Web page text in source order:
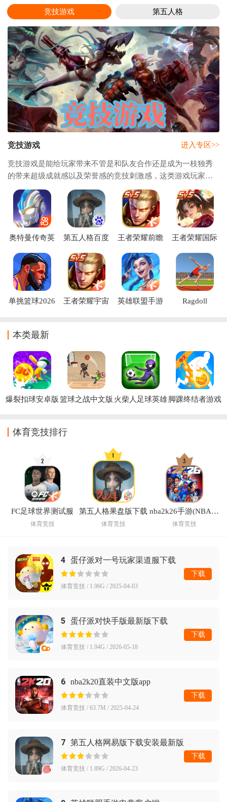
竞技游戏 第五人格
竞技游戏
竞技游戏是能给玩家带来不管是和队友合作还是成为一枝独秀
的带来超级成就感以及荣誉感的竞技刺激感，这类游戏玩家们
都有一个共同的目标以及同样要取得的荣耀，游戏里玩家处于
其中一个阵营，你要全力以赴，让你所处的
进入专区>>
奥特曼传奇英
第五人格百度
2026最新版
王者荣耀前瞻
王者荣耀国际
机版(Honor of
Kings)
单挑篮球2026
王者荣耀宇宙
英雄联盟手游
Ragdoll
本类最新
爆裂扣球安卓版 篮球之战中文版 火柴人足球英雄 脚踝终结者游戏
体育竞技排行
FC足球世界测试服
体育竞技
第五人格果盘版下载
体育竞技
nba2k26手游(NBA2K20安装器)
体育竞技
4 蛋仔派对一号玩家渠道服下载
体育竞技 / 1.96G / 2025-04-03
下载
5 蛋仔派对快手版最新版下载
体育竞技 / 1.94G / 2026-05-18
下载
6 nba2k20直装中文版app
体育竞技 / 63.7M / 2025-04-24
下载
7 第五人格网易版下载安装最新版
体育竞技 / 1.89G / 2026-04-23
下载